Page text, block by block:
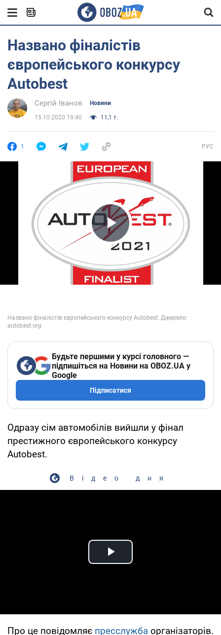
Названо фіналістів
європейського конкурсу
Autobest
Сергій Іванов Новини
15.10.2020 19:40 11,1 т.
1 РУС
Play Video
Будьте першими у курсі головного —
підпишіться на Новини на OBOZ.UA у
Google
Підписатися
Одразу сім автомобілів вийшли у фінал
престижного європейського конкурсу
Autobest.
Відео дня
Play Video
Про це повідомляє пресслужба організаторів.